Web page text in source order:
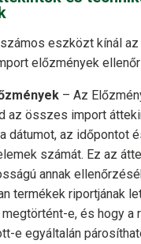
eszközt kínál
előzmények
– Az
az összes import
dátumot, az időpontot
számát. Ez az
annak
termékek riportjának
e, és hogy a
e egyáltalán